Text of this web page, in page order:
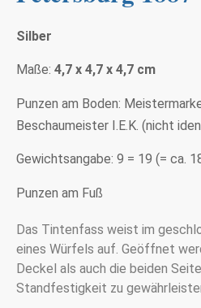
Silber
Maße: 4,7 x 4,7 x 4,7 cm
Punzen am Boden:
Beschaumeister I.E.K. (nicht
Gewichtsangabe: 9 = 19 (= ca.
Punzen am Fuß
Das Tintenfass weist im
eines Würfels auf. Geöffnet
Deckel als auch die beiden
Standfestigkeit zu